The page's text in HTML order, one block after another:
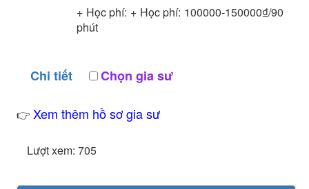
+ Học phí: + Học phí: 100000-150000₫/90
phút
Chi tiết Chọn gia sư
👉 Xem thêm hồ sơ gia sư
Lượt xem: 705